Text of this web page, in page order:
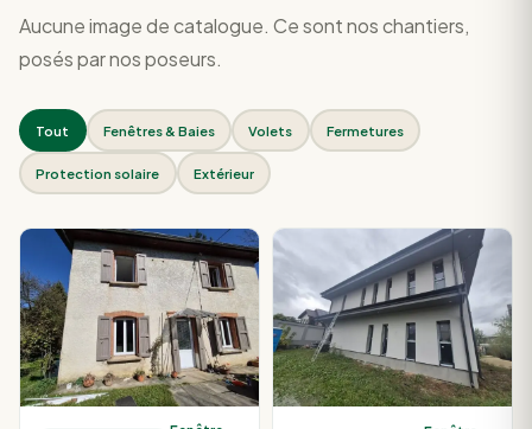
Aucune image de catalogue. Ce sont nos chantiers,
posés par nos poseurs.
Tout Fenêtres & Baies Volets Fermetures
Protection solaire Extérieur